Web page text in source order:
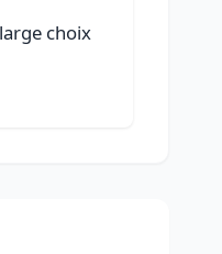
choix